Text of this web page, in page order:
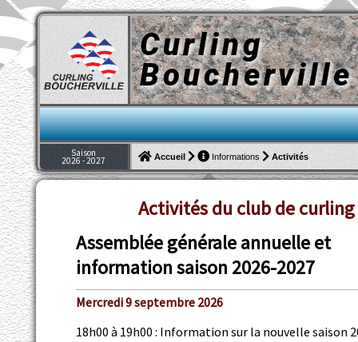
Curling
Boucherville
Saison
2026 - 2027 Accueil Informations Activités
Activités du club de curling
Assemblée générale annuelle et
information saison 2026-2027
Mercredi 9 septembre 2026
18h00 à 19h00 : Information sur la nouvelle saison